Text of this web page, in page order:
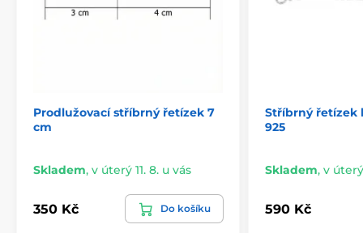
Prodlužovací stříbrný řetízek 7
cm
Skladem, v úterý 11. 8. u vás
350 Kč Do košíku
Stříbrný řetízek
925
Skladem, v úterý
590 Kč